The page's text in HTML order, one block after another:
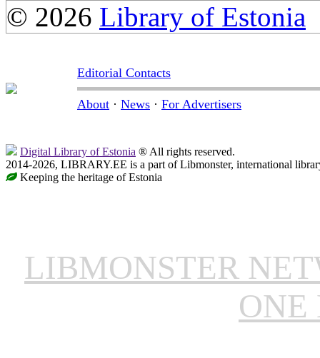
© 2026 Library of Estonia
Editorial Contacts
About · News · For Advertisers
Digital Library of Estonia ® All rights reserved.
2014-2026, LIBRARY.EE is a part of Libmonster, international
Keeping the heritage of Estonia
LIBMONSTER
ONE